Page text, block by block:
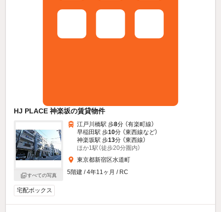
HJ PLACE 神楽坂の賃貸物件
すべての写真
江戸川橋駅 歩8分 （有楽町線）
早稲田駅 歩10分 （東西線など）
神楽坂駅 歩13分 （東西線）
ほか1駅（徒歩20分圏内）
東京都新宿区水道町
5階建 / 4年11ヶ月 / RC
宅配ボックス